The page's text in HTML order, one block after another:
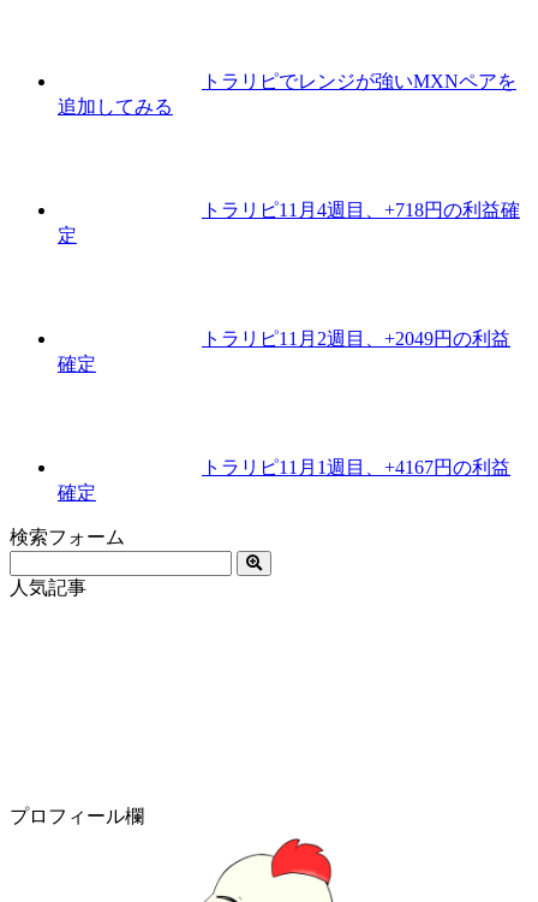
トラリピでレンジが強いMXNペアを
追加してみる
トラリピ11月4週目、+718円の利益確
定
トラリピ11月2週目、+2049円の利益
確定
トラリピ11月1週目、+4167円の利益
確定
検索フォーム
人気記事
プロフィール欄